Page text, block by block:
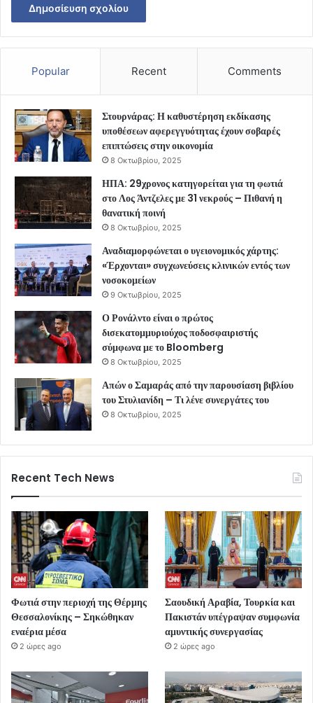
Popular Recent Comments
Στουρνάρας: Η καθυστέρηση εκδίκασης
υποθέσεων αφερεγγυότητας έχουν σοβαρές
επιπτώσεις στην οικονομία
8 Οκτωβρίου, 2025
ΗΠΑ: 29χρονος κατηγορείται για τη φωτιά
στο Λος Άντζελες με 31 νεκρούς – Πιθανή η
θανατική ποινή
8 Οκτωβρίου, 2025
Αναδιαμορφώνεται ο υγειονομικός χάρτης:
«Έρχονται» συγχωνεύσεις κλινικών εντός των
νοσοκομείων
9 Οκτωβρίου, 2025
Ο Ρονάλντο είναι ο πρώτος
δισεκατομμυριούχος ποδοσφαιριστής
σύμφωνα με το Bloomberg
8 Οκτωβρίου, 2025
Απών ο Σαμαράς από την παρουσίαση βιβλίου
του Στυλιανίδη – Τι λένε συνεργάτες του
8 Οκτωβρίου, 2025
Recent Tech News
Φωτιά στην περιοχή της Θέρμης
Θεσσαλονίκης – Σηκώθηκαν
εναέρια μέσα
2 ώρες ago
Σαουδική Αραβία, Τουρκία και
Πακιστάν υπέγραψαν συμφωνία
αμυντικής συνεργασίας
2 ώρες ago